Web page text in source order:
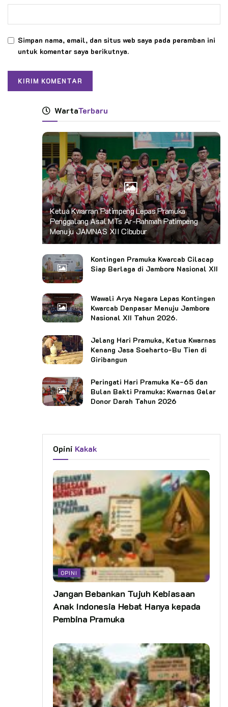
Simpan nama, email, dan situs web saya pada peramban ini
untuk komentar saya berikutnya.
WartaTerbaru
Ketua Kwarran Patimpeng Lepas Pramuka
Penggalang Asal MTs Ar-Rahmah Patimpeng
Menuju JAMNAS XII Cibubur
Kontingen Pramuka Kwarcab Cilacap
Siap Berlaga di Jambore Nasional XII
Wawali Arya Negara Lepas Kontingen
Kwarcab Denpasar Menuju Jambore
Nasional XII Tahun 2026.
Jelang Hari Pramuka, Ketua Kwarnas
Kenang Jasa Soeharto-Bu Tien di
Giribangun
Peringati Hari Pramuka Ke-65 dan
Bulan Bakti Pramuka: Kwarnas Gelar
Donor Darah Tahun 2026
Opini Kakak
OPINI
Jangan Bebankan Tujuh Kebiasaan
Anak Indonesia Hebat Hanya kepada
Pembina Pramuka